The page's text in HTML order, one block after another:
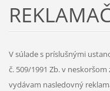
V súlade s príslušnými
č. 509/1991 Zb. v neskoršom
vydávam nasledovný